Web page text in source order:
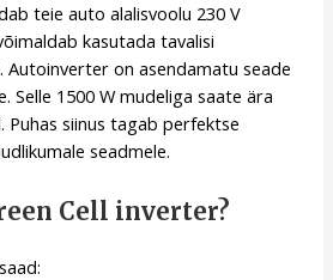
teie auto alalisvoolu 230 V
kasutada tavalisi
Autoinverter on asendamatu seade
Selle 1500 W mudeliga saate ära
Puhas siinus tagab perfektse
seadmele.
Cell inverter?